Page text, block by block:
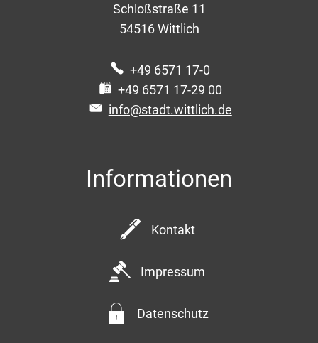
Schloßstraße 11
54516 Wittlich
+49 6571 17-0
+49 6571 17-29 00
info@stadt.wittlich.de
Informationen
Kontakt
Impressum
Datenschutz